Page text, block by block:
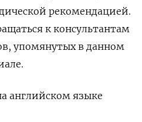
рекомендацией.
к консультантам
упомянутых в данном
английском языке